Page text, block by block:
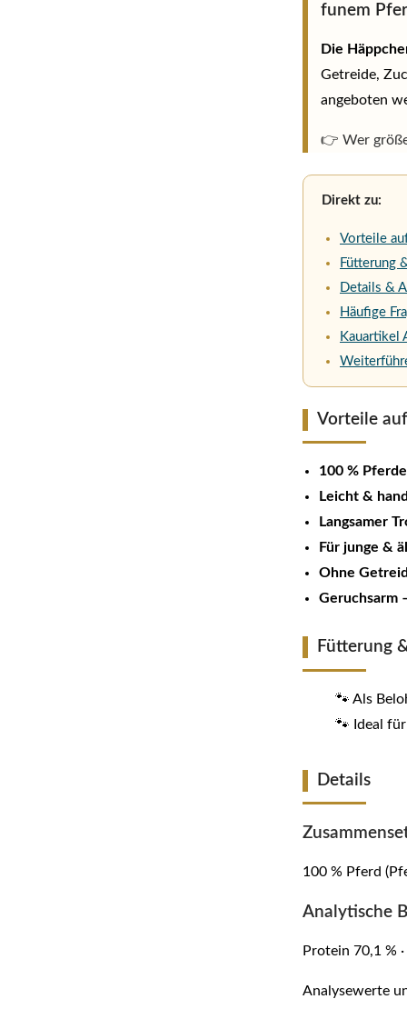
funem
Die
Getreide,
angeboten
👉 Wer
Direkt zu:
Vorteile
Fütterung
Details &
Häufige
Kauartikel
Vorteile
100 %
Leicht &
Langsamer
Für junge &
Ohne
Geruchsarm
Fütterung
🐾 Als
🐾 Ideal
Details
100 % Pferd
Analytische
Protein 70,1 %
Analysewerte